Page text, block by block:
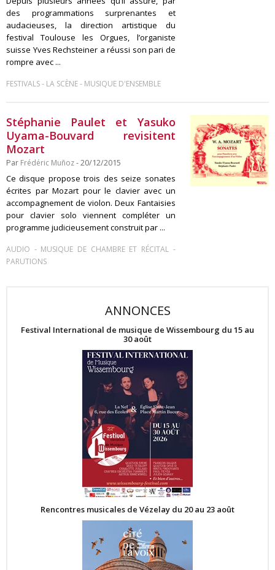
des programmations surprenantes et
audacieuses, la direction artistique du
festival Toulouse les Orgues, l’organiste
suisse Yves Rechsteiner a réussi son pari de
rompre avec ...
FESTIVALS- LA SCÈNE- MUSIQUE D'ENSEMBLE
Stéphanie Paulet et Yasuko
Uyama-Bouvard revisitent
Mozart
Par Frédéric Muñoz- 20/12/2015
Ce disque propose trois des seize sonates
écrites par Mozart pour le clavier avec un
accompagnement de violon. Deux Fantaisies
pour clavier solo viennent compléter un
programme judicieusement construit par ...
AUDIO - MUSIQUE DE CHAMBRE ET RÉCITAL-
PARUTIONS
ANNONCES
Festival International de musique de Wissembourg du 15 au
30 août
Rencontres musicales de Vézelay du 20 au 23 août